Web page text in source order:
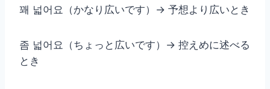
꽤 넓어요（かなり広いです）→ 予想より広いとき
좀 넓어요（ちょっと広いです）→ 控えめに述べる
とき